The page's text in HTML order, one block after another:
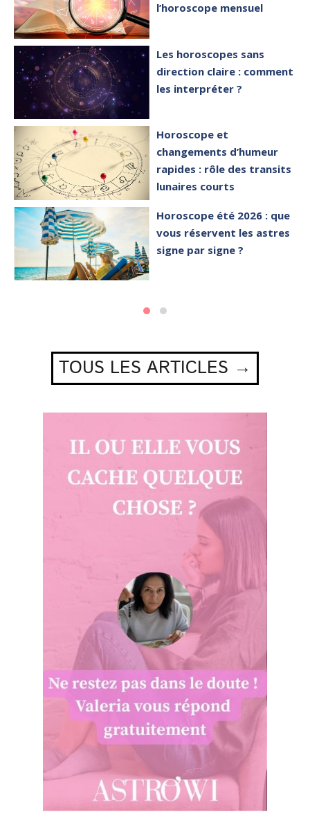
l’horoscope mensuel
Les horoscopes sans
direction claire : comment
les interpréter ?
Horoscope et
changements d’humeur
rapides : rôle des transits
lunaires courts
Horoscope été 2026 : que
vous réservent les astres
signe par signe ?
TOUS LES ARTICLES →